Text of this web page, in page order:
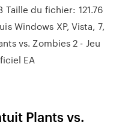
du fichier: 121.76
Windows XP, Vista, 7,
vs. Zombies 2 - Jeu
EA
Plants vs.